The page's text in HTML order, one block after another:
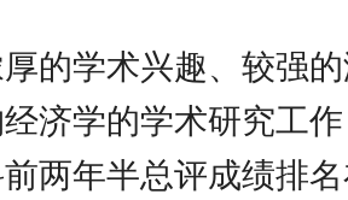
的学术兴趣、较强
济学的学术研究工作
两年半总评成绩排